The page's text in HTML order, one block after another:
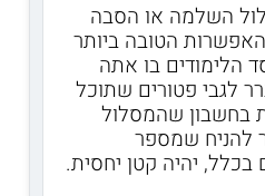
השלמה או הסבה
הטובה ביותר
הלימודים בו אתה
לגבי פטורים שתוכל
בחשבון שהמסלול
וסביר להניח שמספר
יהיה קטן יחסית.